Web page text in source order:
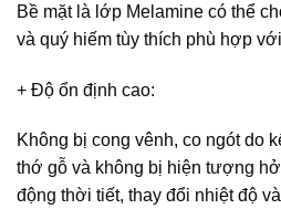
Bề mặt là lớp Melamine có thể
và quý hiếm tùy thích phù hợp
+ Độ ổn định cao:
Không bị cong vênh, co ngót do
thớ gỗ và không bị hiện tượng
động thời tiết, thay đổi nhiệt độ